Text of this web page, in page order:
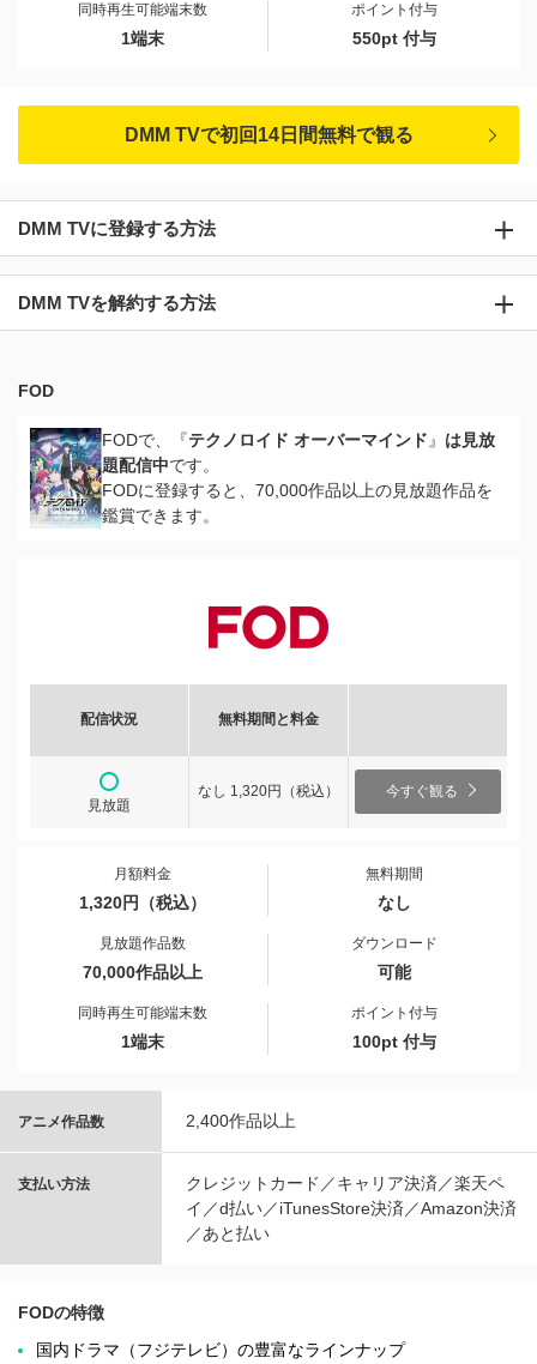
同時再生可能端末数
1端末
ポイント付与
550pt 付与
DMM TVで初回14日間無料で観る
DMM TVに登録する方法
DMM TVを解約する方法
FOD
FODで、『テクノロイド オーバーマインド 』 は見放
題配信中です。
FODに登録すると、70,000作品以上の見放題作品を
鑑賞できます。
配信状況 無料期間と料金
見放題
なし 1,320円（税込） 今すぐ観る
月額料金
1,320円（税込）
無料期間
なし
見放題作品数
70,000作品以上
ダウンロード
可能
同時再生可能端末数
1端末
ポイント付与
100pt 付与
アニメ作品数 2,400作品以上
支払い方法
クレジットカード／キャリア決済／楽天ペ
イ／d払い／iTunesStore決済／Amazon決済
／あと払い
FODの特徴
国内ドラマ（フジテレビ）の豊富なラインナップ